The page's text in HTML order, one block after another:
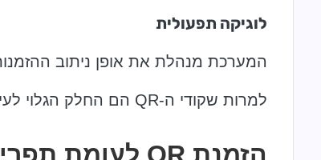
לוגיקה תפעולית
המערכת מנהלת את אופן ניתוב
למרות שקודי ה-QR הם החלק הגלוי לעין, הערך האמיתי נובע מהחיבור בין כל הרכיבים הללו.
הזמנת QR לעומת תפריט QR